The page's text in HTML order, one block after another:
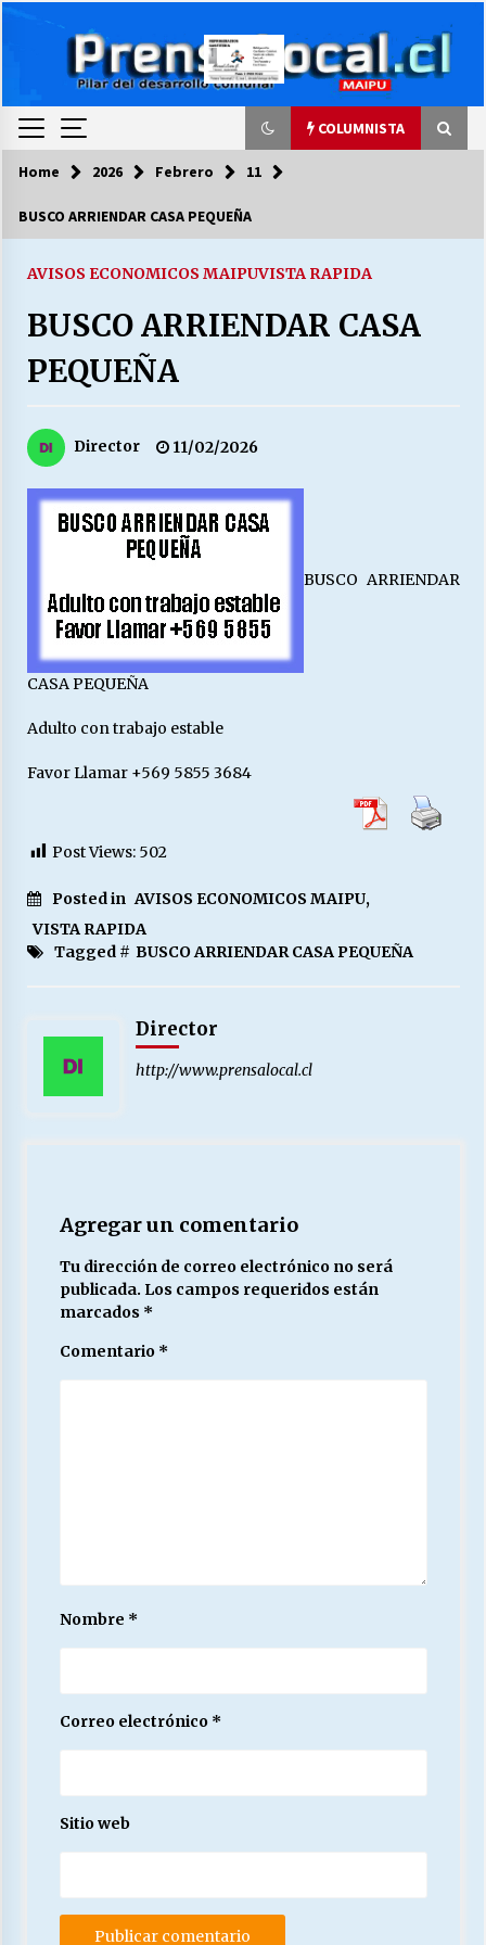
COLUMNISTA
COLUMNISTA
cuándo van a bajar?
HISTORIA
“ORGULLOSOS DE SER DC” SALUDA EL
27/07/2026
MUNICIPALIDAD, TRABAJADORES, CLIMA
LABORAL:
25/06/2026
23/06/2026
MUNICIPALIDADES, HONORARIOS, DESPIDOS
Releyendo la Rerum Novarum a 135 años. “La
16/05/2026
18/04/2026
Home 2026 Febrero 11
BUSCO ARRIENDAR CASA PEQUEÑA
AVISOS ECONOMICOS MAIPUVISTA RAPIDA
BUSCO ARRIENDAR CASA
PEQUEÑA
Director 11/02/2026
BUSCO ARRIENDAR
CASA PEQUEÑA
Adulto con trabajo estable
Favor Llamar +569 5855 3684
Post Views: 502
Posted in AVISOS ECONOMICOS MAIPU,
VISTA RAPIDA
Tagged # BUSCO ARRIENDAR CASA PEQUEÑA
Director
http://www.prensalocal.cl
Agregar un comentario
Tu dirección de correo electrónico no será
publicada. Los campos requeridos están
marcados *
Comentario *
Nombre *
Correo electrónico *
Sitio web